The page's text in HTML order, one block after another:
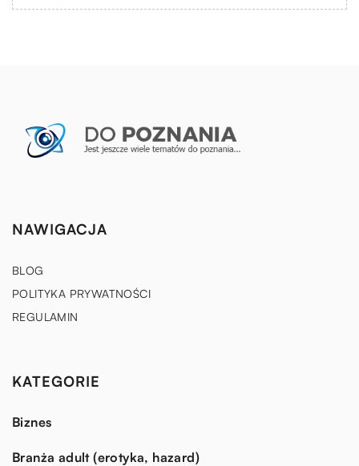
NAWIGACJA
BLOG
POLITYKA PRYWATNOŚCI
REGULAMIN
KATEGORIE
Biznes
Branża adult (erotyka, hazard)